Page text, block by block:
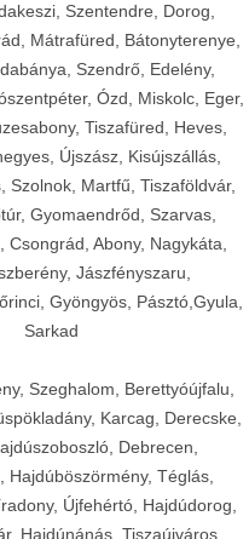
Szentendre, Dorog,
Mátrafüred, Bátonyterenye,
Szendrő, Edelény,
Ózd, Miskolc, Eger,
Tiszafüred, Heves,
Újszász, Kisújszállás,
Szolnok, Martfű, Tiszaföldvár,
Gyomaendrőd, Szarvas,
Csongrád, Abony, Nagykáta,
Jászfényszaru,
Gyöngyös, Pásztó,Gyula,
Sarkad
Szeghalom, Berettyóújfalu,
Karcag, Derecske,
Debrecen,
Hajdúböszörmény, Téglás,
Újfehértó, Hajdúdorog,
Hajdúnánás, Tiszaújváros,